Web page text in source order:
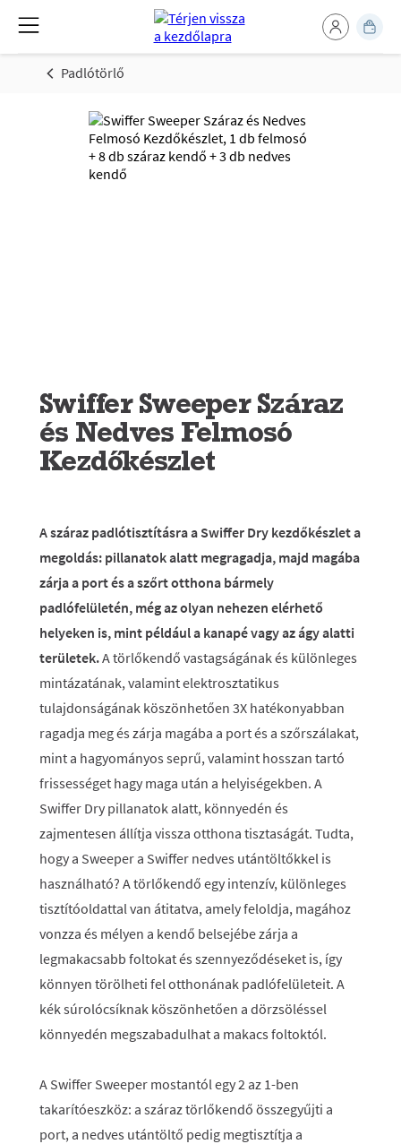
Padlótörlő
Swiffer Sweeper Száraz
és Nedves Felmosó
Kezdőkészlet
A száraz padlótisztításra a Swiffer Dry kezdőkészlet a
megoldás: pillanatok alatt megragadja, majd magába
zárja a port és a szőrt otthona bármely
padlófelületén, még az olyan nehezen elérhető
helyeken is, mint például a kanapé vagy az ágy alatti
területek.A törlőkendő vastagságának és különleges
mintázatának, valamint elektrosztatikus
tulajdonságának köszönhetően 3X hatékonyabban
ragadja meg és zárja magába a port és a szőrszálakat,
mint a hagyományos seprű, valamint hosszan tartó
frissességet hagy maga után a helyiségekben. A
Swiffer Dry pillanatok alatt, könnyedén és
zajmentesen állítja vissza otthona tisztaságát. Tudta,
hogy a Sweeper a Swiffer nedves utántöltőkkel is
használható? A törlőkendő egy intenzív, különleges
tisztítóoldattal van átitatva, amely feloldja, magához
vonzza és mélyen a kendő belsejébe zárja a
legmakacsabb foltokat és szennyeződéseket is, így
könnyen törölheti fel otthonának padlófelületeit. A
kék súrolócsíknak köszönhetően a dörzsöléssel
könnyedén megszabadulhat a makacs foltoktól.
A Swiffer Sweeper mostantól egy 2 az 1-ben
takarítóeszköz: a száraz törlőkendő összegyűjti a
port, a nedves utántöltő pedig megtisztítja a